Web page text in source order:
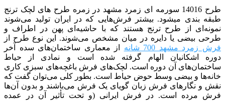
طرح 14016 سورمه ای زمرد مشهد در زمره طرح های لچک ترنج
طبقه بندی می­شود. بیشتر فرش‌هایی که در ایران تولید می‌شوند
نمونه‌ای از طرح ترنج هستند که با حاشیه‌ای پهن در اطراف و
طرحی بیضی یا دایره در میان مشخص می‌شوند. این نوع طرح از
فرش زمرد مشهد 700 شانه
از
معماری ساختمان‌های سده آخر
دوره اشکانیان الهام گرفته شده است و نمادی از حیاط
ساختمان‌های آن دوره است. لچک‌های فرش باغچه‌های سبزی کاری
خانه‌ها و بیضی وسط حوض حیاط است. بطور کلی می‌توان گفت که
نقش و نگارهای فرش زبان گویای یک فرش می‌باشند و بدون آن‌ها
فرش مرده است. در فرش ایرانی (و تحت تأثیر آن در عمده